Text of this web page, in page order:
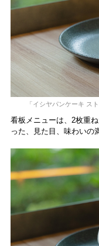
「イシヤパンケーキ ス
看板メニューは、2枚重
った、見た目、味わいの